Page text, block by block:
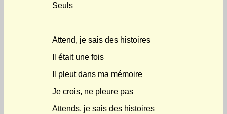
Seuls
Attend, je sais des histoires
Il était une fois
Il pleut dans ma mémoire
Je crois, ne pleure pas
Attends, je sais des histoires